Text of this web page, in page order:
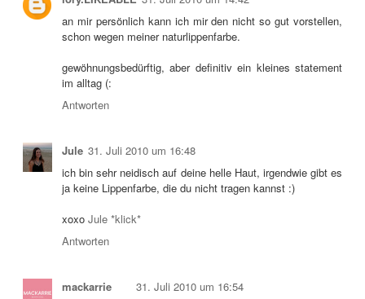
an mir persönlich kann ich mir den nicht so gut vorstellen,
schon wegen meiner naturlippenfarbe.
gewöhnungsbedürftig, aber definitiv ein kleines statement
im alltag (:
Antworten
Jule 31. Juli 2010 um 16:48
ich bin sehr neidisch auf deine helle Haut, irgendwie gibt es
ja keine Lippenfarbe, die du nicht tragen kannst :)
xoxo Jule *klick*
Antworten
mackarrie
31. Juli 2010 um 16:54